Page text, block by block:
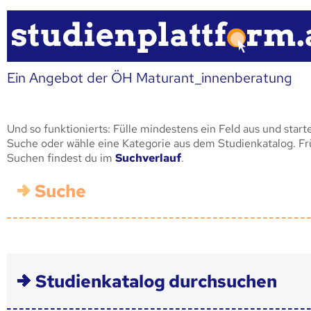
Ein Angebot der ÖH Maturant_innenberatung
Und so funktionierts: Fülle mindestens ein Feld aus und
Suche oder wähle eine Kategorie aus dem Studienkatalog.
Suchen findest du im Suchverlauf.
Suche
Studienkatalog durchsuchen